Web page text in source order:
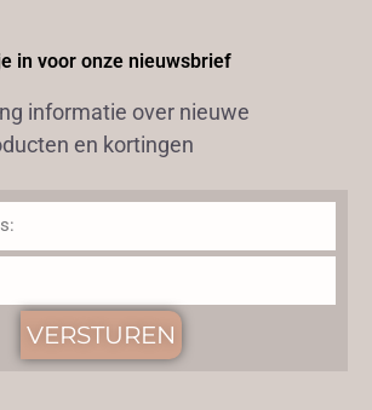
in voor onze nieuwsbrief
informatie over nieuwe
en kortingen
VERSTUREN